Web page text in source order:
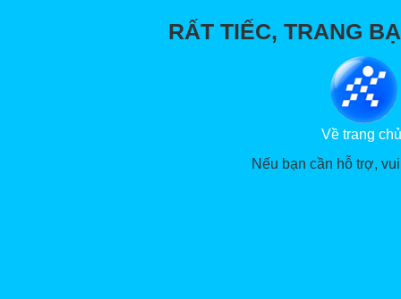
RẤT TIẾC, TRANG
Về trang chủ
Nếu bạn cần hỗ trợ,